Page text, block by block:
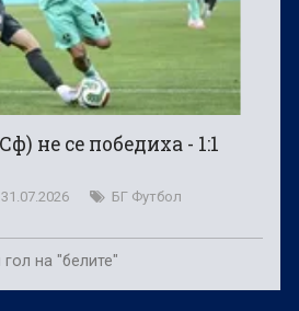
не се победиха - 1:1
БГ Футбол
на "белите"